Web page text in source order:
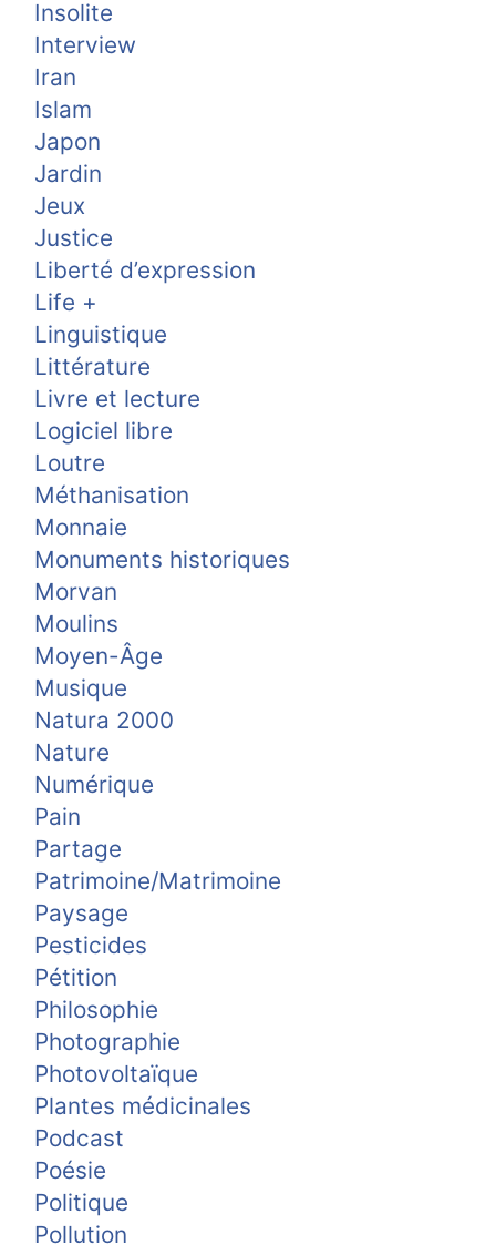
Insolite
Interview
Iran
Islam
Japon
Jardin
Jeux
Justice
Liberté d’expression
Life +
Linguistique
Littérature
Livre et lecture
Logiciel libre
Loutre
Méthanisation
Monnaie
Monuments historiques
Morvan
Moulins
Moyen-Âge
Musique
Natura 2000
Nature
Numérique
Pain
Partage
Patrimoine/Matrimoine
Paysage
Pesticides
Pétition
Philosophie
Photographie
Photovoltaïque
Plantes médicinales
Podcast
Poésie
Politique
Pollution